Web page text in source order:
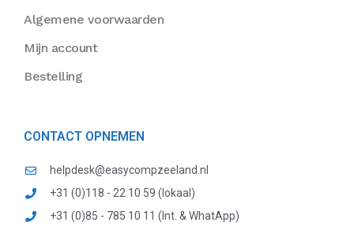
Algemene voorwaarden
Mijn account
Bestelling
CONTACT OPNEMEN
helpdesk@easycompzeeland.nl
+31 (0)118 - 22 10 59 (lokaal)
+31 (0)85 - 785 10 11 (Int. & WhatApp)